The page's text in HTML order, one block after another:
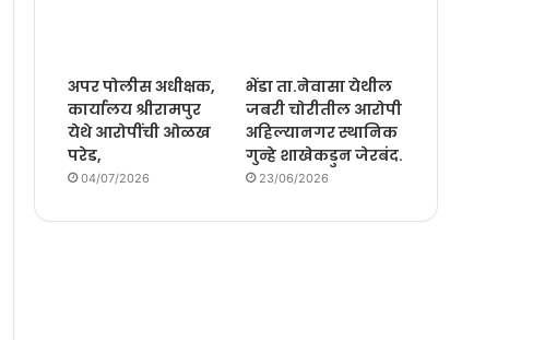
अपर पोलीस अधीक्षक,
कार्यालय श्रीरामपुर
येथे आरोपींची ओळख
परेड,
04/07/2026
भेंडा ता.नेवासा येथील
जबरी चोरीतील आरोपी
अहिल्यानगर स्थानिक
गुन्हे शाखेकडुन जेरबंद.
23/06/2026